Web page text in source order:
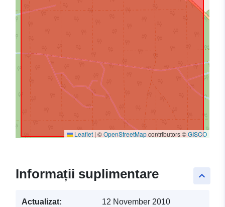
Leaflet | ©OpenStreetMapcontributors ©GISCO
keyboard_arrow_up
Informații suplimentare
Actualizat: 12 November 2010